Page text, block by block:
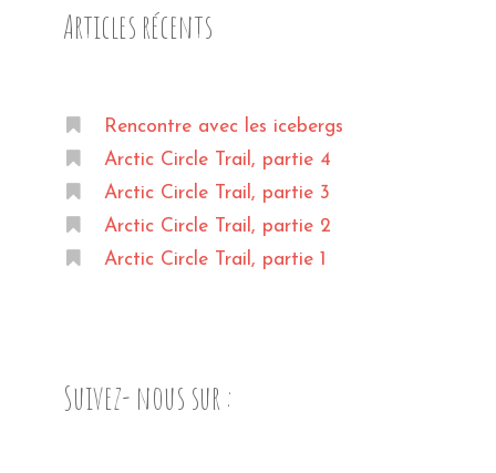
Articles récents
Rencontre avec les icebergs
Arctic Circle Trail, partie 4
Arctic Circle Trail, partie 3
Arctic Circle Trail, partie 2
Arctic Circle Trail, partie 1
Suivez- nous sur :